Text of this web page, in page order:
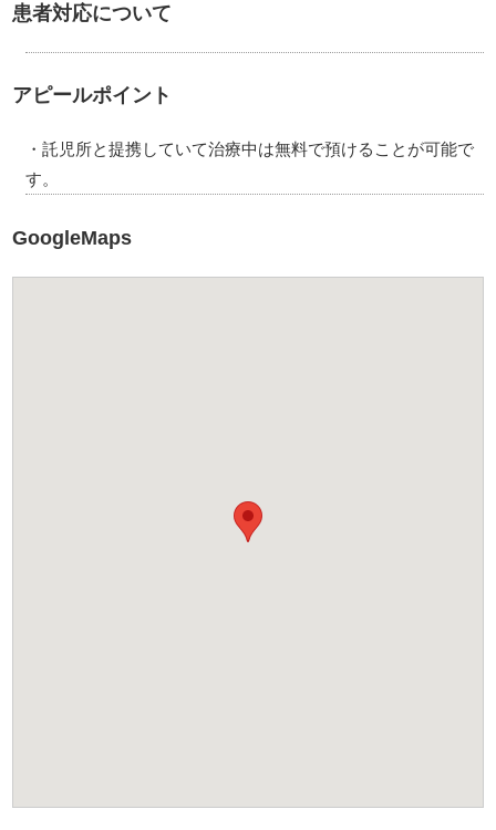
患者対応について
アピールポイント
・託児所と提携していて治療中は無料で預けることが可能で
す。
GoogleMaps